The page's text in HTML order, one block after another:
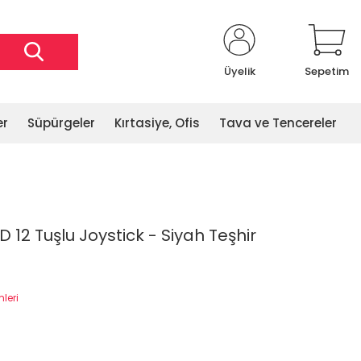
Üyelik Sepetim
Süpürgeler Kırtasiye, Ofis Tava ve Tencereler
12 Tuşlu Joystick - Siyah Teşhir